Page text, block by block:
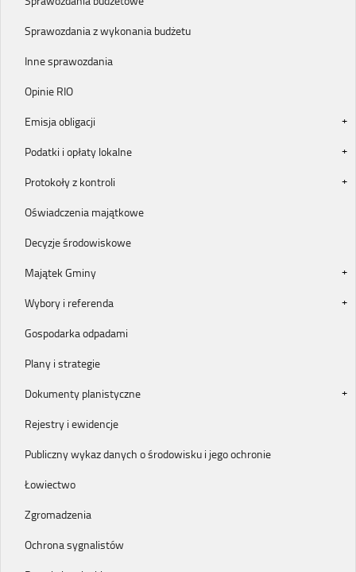
Sprawozdania z wykonania budżetu
Inne sprawozdania
Opinie RIO
Emisja obligacji
Podatki i opłaty lokalne
Protokoły z kontroli
Oświadczenia majątkowe
Decyzje środowiskowe
Majątek Gminy
Wybory i referenda
Gospodarka odpadami
Plany i strategie
Dokumenty planistyczne
Rejestry i ewidencje
Publiczny wykaz danych o środowisku i jego ochronie
Łowiectwo
Zgromadzenia
Ochrona sygnalistów